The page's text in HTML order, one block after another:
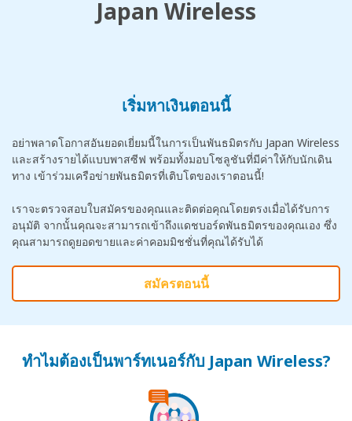
Japan Wireless
เริ่มหาเงินตอนนี้
อย่าพลาดโอกาสอันยอดเยี่ยมนี้ในการเป็นพันธมิตรกับ Japan Wireless
และสร้างรายได้แบบพาสซีฟ พร้อมทั้งมอบโซลูชันที่มีค่าให้กับนักเดิน
ทาง เข้าร่วมเครือข่ายพันธมิตรที่เติบโตของเราตอนนี้!
เราจะตรวจสอบใบสมัครของคุณและติดต่อคุณโดยตรงเมื่อได้รับการ
อนุมัติ จากนั้นคุณจะสามารถเข้าถึงแดชบอร์ดพันธมิตรของคุณเอง ซึ่ง
คุณสามารถดูยอดขายและค่าคอมมิชชั่นที่คุณได้รับได้
สมัครตอนนี้
ทำไมต้องเป็นพาร์ทเนอร์กับ Japan Wireless?